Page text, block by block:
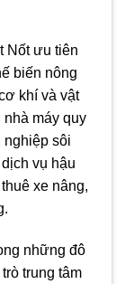
Nốt ưu tiên
biến nông
khí và vật
máy quy
nghiệp sôi
vụ hậu
xe nâng,
những đô
trung tâm